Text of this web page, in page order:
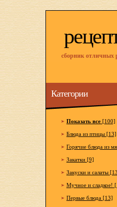
сборник отличных
Категории
Показать все [100]
Блюда из птицы [13]
Горячие блюда из
Закатки [9]
Закуски и салаты
Мучное и сладкое!
Первые блюда [13]